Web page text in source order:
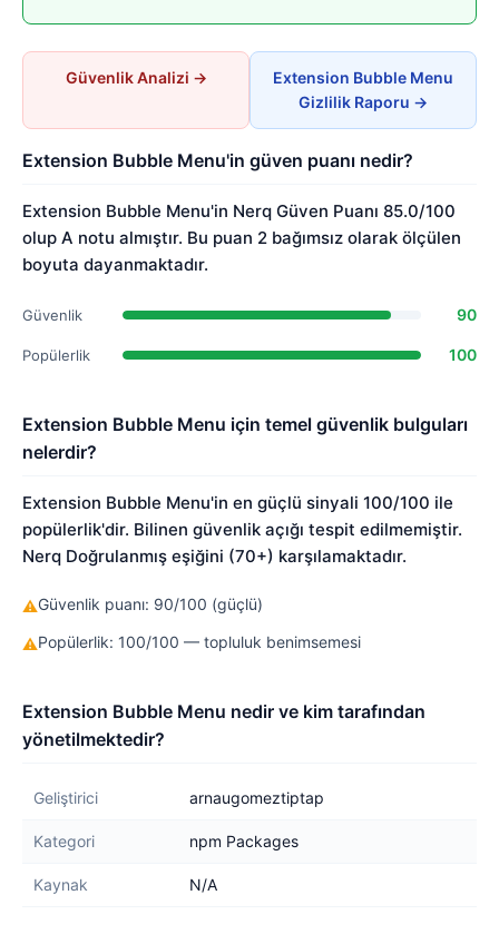
Güvenlik Analizi →
Extension Bubble Menu
Gizlilik Raporu →
Extension Bubble Menu'in güven puanı nedir?
Extension Bubble Menu'in Nerq Güven Puanı 85.0/100
olup A notu almıştır. Bu puan 2 bağımsız olarak ölçülen
boyuta dayanmaktadır.
Güvenlik 90
Popülerlik 100
Extension Bubble Menu için temel güvenlik bulguları
nelerdir?
Extension Bubble Menu'in en güçlü sinyali 100/100 ile
popülerlik'dir. Bilinen güvenlik açığı tespit edilmemiştir.
Nerq Doğrulanmış eşiğini (70+) karşılamaktadır.
⚠Güvenlik puanı: 90/100 (güçlü)
⚠Popülerlik: 100/100 — topluluk benimsemesi
Extension Bubble Menu nedir ve kim tarafından
yönetilmektedir?
Geliştirici arnaugomeztiptap
Kategori npm Packages
Kaynak N/A